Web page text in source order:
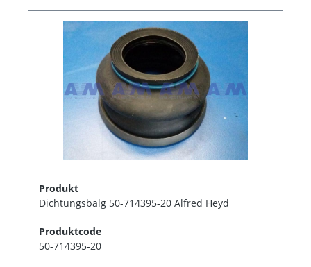
Produkt
Dichtungsbalg 50-714395-20 Alfred Heyd
Produktcode
50-714395-20